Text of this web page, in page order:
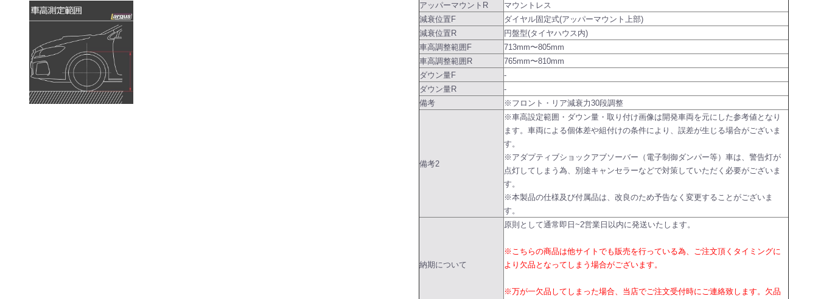
アッパーマウントR
マウントレス
減衰位置F
ダイヤル固定式(アッパーマウント上部)
減衰位置R
円盤型(タイヤハウス内)
車高調整範囲F
713mm〜805mm
車高調整範囲R
765mm〜810mm
ダウン量F
-
ダウン量R
-
備考
※フロント・リア減衰力30段調整
備考2
※車高設定範囲・ダウン量・取り付け画像は開発車両を元にした参考値となり
ます。車両による個体差や組付けの条件により、誤差が生じる場合がございま
す。
※アダプティブショックアブソーバー（電子制御ダンパー等）車は、警告灯が
点灯してしまう為、別途キャンセラーなどで対策していただく必要がございま
す。
※本製品の仕様及び付属品は、改良のため予告なく変更することがございま
す。
納期について
原則として通常即日~2営業日以内に発送いたします。
※こちらの商品は他サイトでも販売を行っている為、ご注文頂くタイミングに
より欠品となってしまう場合がございます。
※万が一欠品してしまった場合、当店でご注文受付時にご連絡致します。欠品